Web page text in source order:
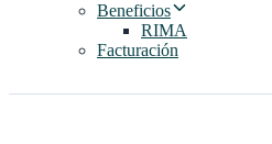
Beneficios
RIMA
Facturación